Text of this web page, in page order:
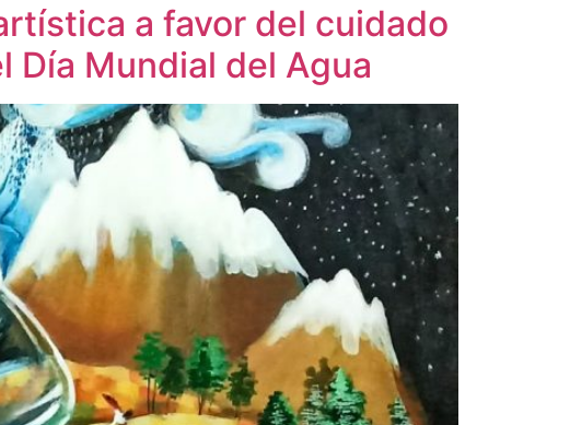
a favor del cuidado
Día Mundial del Agua